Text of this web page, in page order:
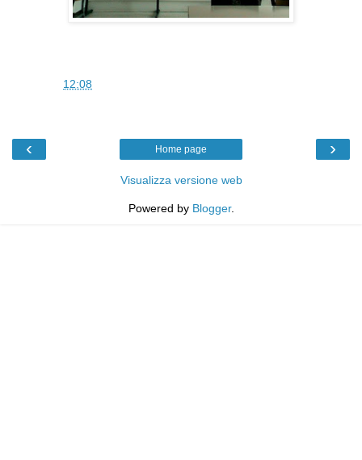
12:08
‹ ›
Home page
Visualizza versione web
Powered by Blogger.